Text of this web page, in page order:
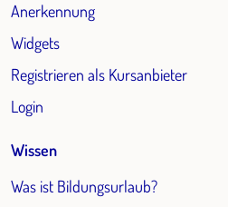
Anerkennung
Widgets
Registrieren als Kursanbieter
Login
Wissen
Was ist Bildungsurlaub?